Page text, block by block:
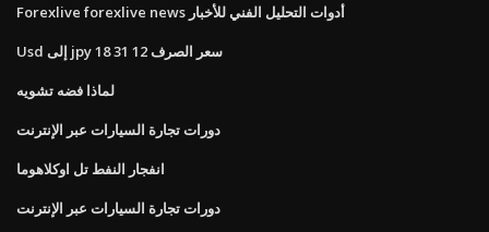
Forexlive forexlive news أدوات التحليل الفني للأخبار
Usd إلى jpy سعر الصرف 12 31 18
لماذا فضه تشويه
دورات تجارة السيارات عبر الإنترنت
انفجار النفط تل اوكلاهوما
دورات تجارة السيارات عبر الإنترنت